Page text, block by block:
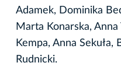
Adamek, Dominika
Marta Konarska,
Kempa, Anna
Rudnicki.